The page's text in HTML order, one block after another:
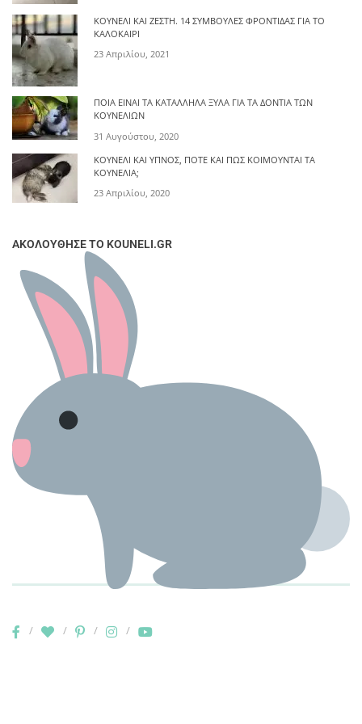
ΚΟΥΝΈΛΙ ΚΑΙ ΖΈΣΤΗ. 14 ΣΥΜΒΟΥΛΈΣ ΦΡΟΝΤΊΔΑΣ ΓΙΑ ΤΟ
ΚΑΛΟΚΑΊΡΙ
23 Απριλίου, 2021
ΠΟΙΑ ΕΊΝΑΙ ΤΑ ΚΑΤΆΛΛΗΛΑ ΞΎΛΑ ΓΙΑ ΤΑ ΔΌΝΤΙΑ ΤΩΝ
ΚΟΥΝΕΛΙΏΝ
31 Αυγούστου, 2020
ΚΟΥΝΈΛΙ ΚΑΙ ΎΠΝΟΣ, ΠΌΤΕ ΚΑΙ ΠΩΣ ΚΟΙΜΟΎΝΤΑΙ ΤΑ
ΚΟΥΝΈΛΙΑ;
23 Απριλίου, 2020
ΑΚΟΛΟΥΘΗΣΕ ΤΟ KOUNELI.GR